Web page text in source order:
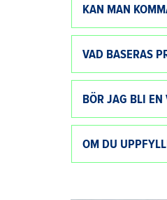
KAN MAN
VAD BASERAS
BÖR JAG BLI EN
OM DU